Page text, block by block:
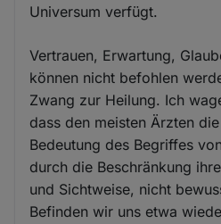
Universum verfügt.
Vertrauen, Erwartung,
können nicht befohlen
Zwang zur Heilung. Ich
dass den meisten Ärzten
Bedeutung des Begriffes
durch die Beschränkung
und Sichtweise, nicht
Befinden wir uns etwa